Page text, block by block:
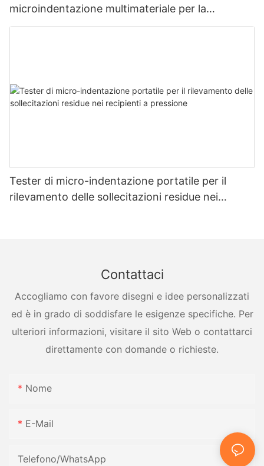
microindentazione multimateriale per la
misurazione della resistenza e dello stress -
Tester di micro-indentazione portatile per il
rilevamento delle sollecitazioni residue nei
Contattaci
Accogliamo con favore disegni e idee personalizzati
ed è in grado di soddisfare le esigenze specifiche. Per
ulteriori informazioni, visitare il sito Web o contattarci
direttamente con domande o richieste.
Nome
E-Mail
Telefono/WhatsApp